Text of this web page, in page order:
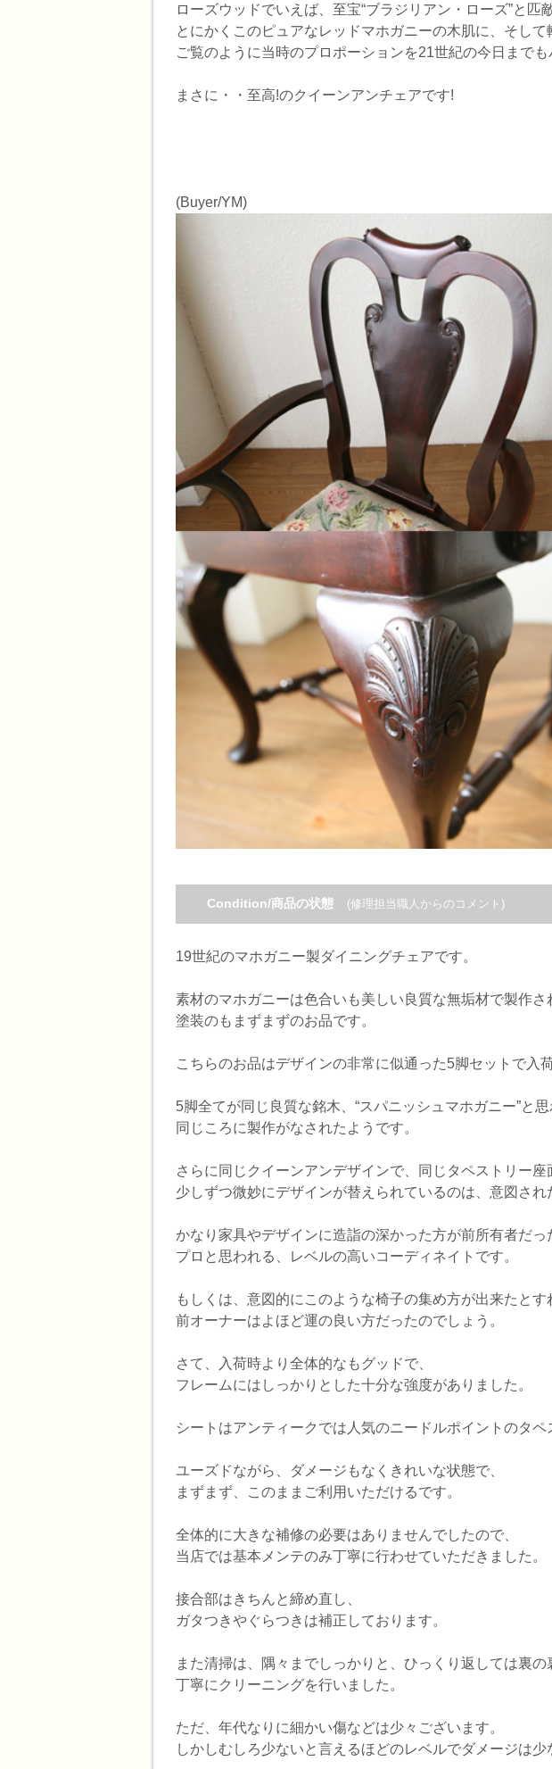
ローズウッドでいえば、至宝“ブラジリアン・ローズ”と
とにかくこのピュアなレッドマホガニーの木肌に、そして
ご覧のように当時のプロポーションを21世紀の今日まで
まさに・・至高!のクイーンアンチェアです!
(Buyer/YM)
Condition/商品の状態 (修理担当職人からのコメント)
19世紀のマホガニー製ダイニングチェアです。
素材のマホガニーは色合いも美しい良質な無垢材で製作さ
塗装のもまずまずのお品です。
こちらのお品はデザインの非常に似通った5脚セットで入
5脚全てが同じ良質な銘木、“スパニッシュマホガニー”と思
同じころに製作がなされたようです。
さらに同じクイーンアンデザインで、同じタペストリー座
少しずつ微妙にデザインが替えられているのは、意図され
かなり家具やデザインに造詣の深かった方が前所有者だっ
プロと思われる、レベルの高いコーディネイトです。
もしくは、意図的にこのような椅子の集め方が出来たとす
前オーナーはよほど運の良い方だったのでしょう。
さて、入荷時より全体的なもグッドで、
フレームにはしっかりとした十分な強度がありました。
シートはアンティークでは人気のニードルポイントのタペ
ユーズドながら、ダメージもなくきれいな状態で、
まずまず、このままご利用いただけるです。
全体的に大きな補修の必要はありませんでしたので、
当店では基本メンテのみ丁寧に行わせていただきました。
接合部はきちんと締め直し、
ガタつきやぐらつきは補正しております。
また清掃は、隅々までしっかりと、ひっくり返しては裏の
丁寧にクリーニングを行いました。
ただ、年代なりに細かい傷などは少々ございます。
しかしむしろ少ないと言えるほどのレベルでダメージは少